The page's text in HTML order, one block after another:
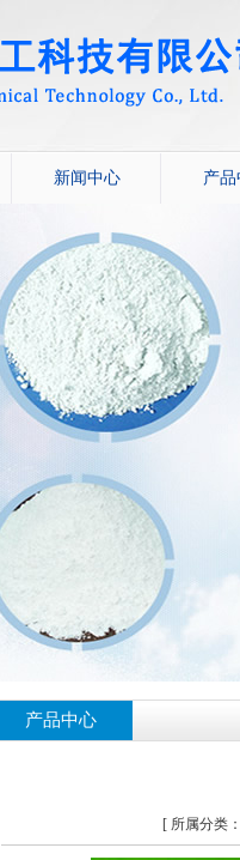
新闻中心 产品
产品中心
[ 所属分类